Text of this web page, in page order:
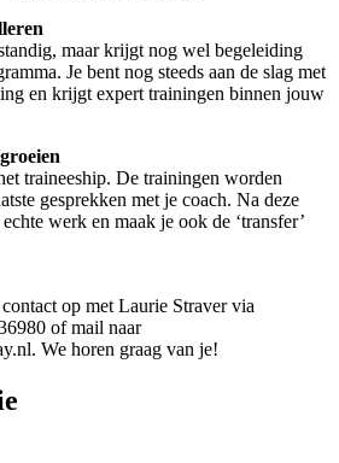
maar krijgt nog wel begeleiding
Je bent nog steeds aan de slag met
en krijgt expert trainingen binnen jouw
traineeship. De trainingen worden
gesprekken met je coach. Na deze
werk en maak je ook de ‘transfer’
op met Laurie Straver via
of mail naar
We horen graag van je!